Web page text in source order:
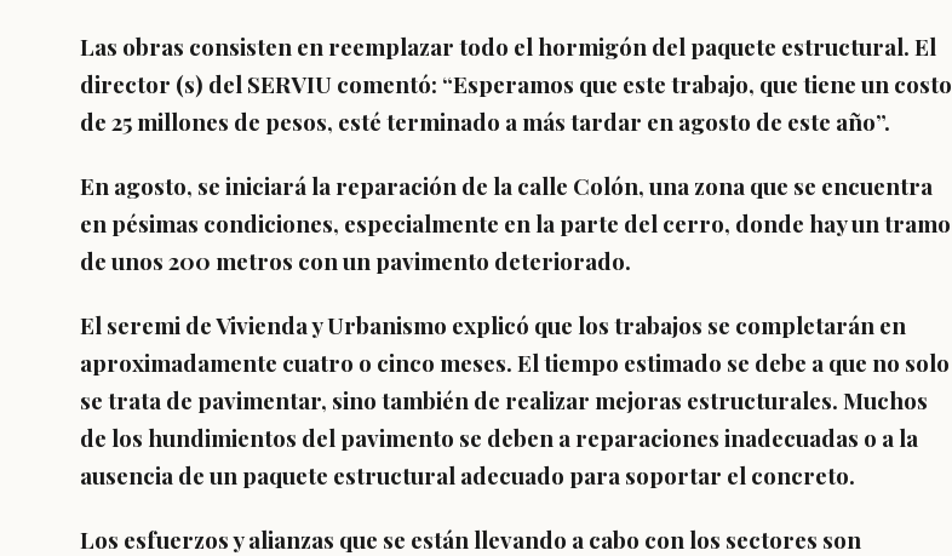
Las obras consisten en reemplazar todo el hormigón del paquete estructural. El
director (s) del SERVIU comentó: “Esperamos que este trabajo, que tiene un costo
de 25 millones de pesos, esté terminado a más tardar en agosto de este año”.
En agosto, se iniciará la reparación de la calle Colón, una zona que se encuentra
en pésimas condiciones, especialmente en la parte del cerro, donde hay un tramo
de unos 200 metros con un pavimento deteriorado.
El seremi de Vivienda y Urbanismo explicó que los trabajos se completarán en
aproximadamente cuatro o cinco meses. El tiempo estimado se debe a que no solo
se trata de pavimentar, sino también de realizar mejoras estructurales. Muchos
de los hundimientos del pavimento se deben a reparaciones inadecuadas o a la
ausencia de un paquete estructural adecuado para soportar el concreto.
Los esfuerzos y alianzas que se están llevando a cabo con los sectores son